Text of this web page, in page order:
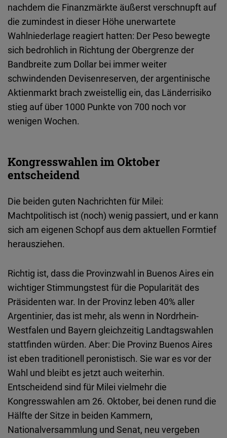
nachdem die Finanzmärkte äußerst verschnupft auf
die zumindest in dieser Höhe unerwartete
Wahlniederlage reagiert hatten: Der Peso bewegte
sich bedrohlich in Richtung der Obergrenze der
Bandbreite zum Dollar bei immer weiter
schwindenden Devisenreserven, der argentinische
Aktienmarkt brach zweistellig ein, das Länderrisiko
stieg auf über 1000 Punkte von 700 noch vor
wenigen Wochen.
Kongresswahlen im Oktober
entscheidend
Die beiden guten Nachrichten für Milei:
Machtpolitisch ist (noch) wenig passiert, und er kann
sich am eigenen Schopf aus dem aktuellen Formtief
herausziehen.
Richtig ist, dass die Provinzwahl in Buenos Aires ein
wichtiger Stimmungstest für die Popularität des
Präsidenten war. In der Provinz leben 40% aller
Argentinier, das ist mehr, als wenn in Nordrhein-
Westfalen und Bayern gleichzeitig Landtagswahlen
stattfinden würden. Aber: Die Provinz Buenos Aires
ist eben traditionell peronistisch. Sie war es vor der
Wahl und bleibt es jetzt auch weiterhin.
Entscheidend sind für Milei vielmehr die
Kongresswahlen am 26. Oktober, bei denen rund die
Hälfte der Sitze in beiden Kammern,
Nationalversammlung und Senat, neu vergeben